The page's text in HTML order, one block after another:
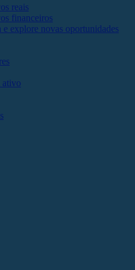
reais
financeiros
explore novas oportunidades
ativo